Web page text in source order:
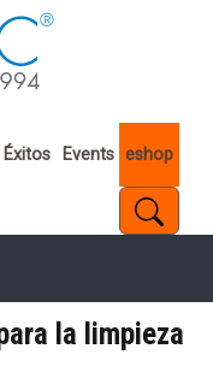
Éxitos Events eshop
la limpieza